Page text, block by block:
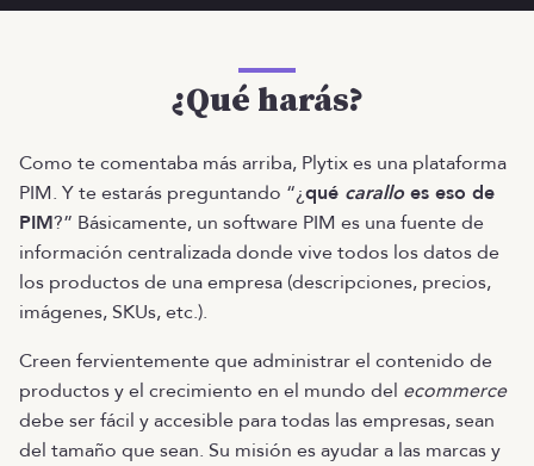
¿Qué harás?
Como te comentaba más arriba, Plytix es una plataforma
PIM. Y te estarás preguntando “¿qué caralloes eso de
PIM?” Básicamente, un software PIM es una fuente de
información centralizada donde vive todos los datos de
los productos de una empresa (descripciones, precios,
imágenes, SKUs, etc.).
Creen fervientemente que administrar el contenido de
productos y el crecimiento en el mundo del ecommerce
debe ser fácil y accesible para todas las empresas, sean
del tamaño que sean. Su misión es ayudar a las marcas y